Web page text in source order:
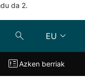
da 2.
EU
Zuzenean
Azken berriak